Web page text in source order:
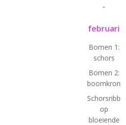
-
februari
Bomen 1:
schors
Bomen 2:
op
bloeiende